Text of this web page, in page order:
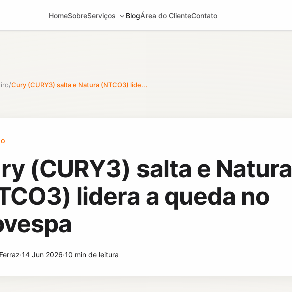
HomeSobreServiços BlogÁrea do ClienteContato
/Cury (CURY3) salta e Natura (NTCO3) lide...
(CURY3) salta e Natura
lidera a queda no
·14 Jun 2026·10 min de leitura